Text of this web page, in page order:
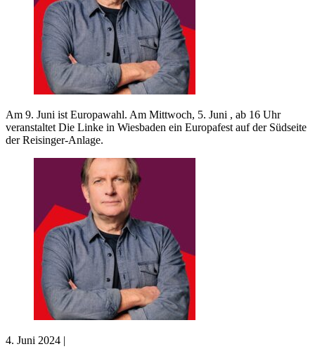
Am 9. Juni ist Europawahl. Am Mittwoch, 5. Juni , ab 16 Uhr
veranstaltet Die Linke in Wiesbaden ein Europafest auf der Südseite
der Reisinger-Anlage.
4. Juni 2024 |